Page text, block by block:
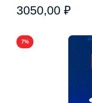
3050,00 ₽
7%